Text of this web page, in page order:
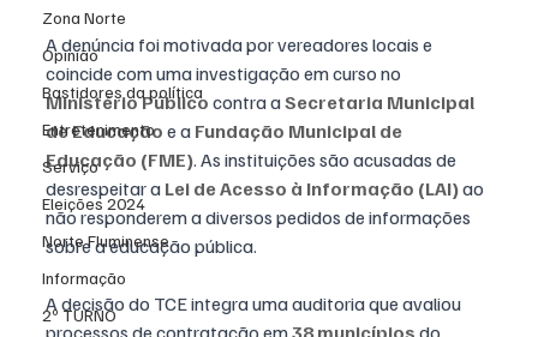
Zona Norte
Opinião
Bastidores da política
Entretenimento
Serviço
Eleições 2024
Norte Fluminense
Informação
2º TURNO
A denúncia foi motivada por vereadores locais e
coincide com uma investigação em curso no
Ministério Público contra a Secretaria Municipal
de Educação e a Fundação Municipal de
Educação (FME). As instituições são acusadas de
desrespeitar a Lei de Acesso à Informação (LAI) ao
não responderem a diversos pedidos de informações
sobre a educação pública.
A decisão do TCE integra uma auditoria que avaliou
processos de contratação em 38 municípios do